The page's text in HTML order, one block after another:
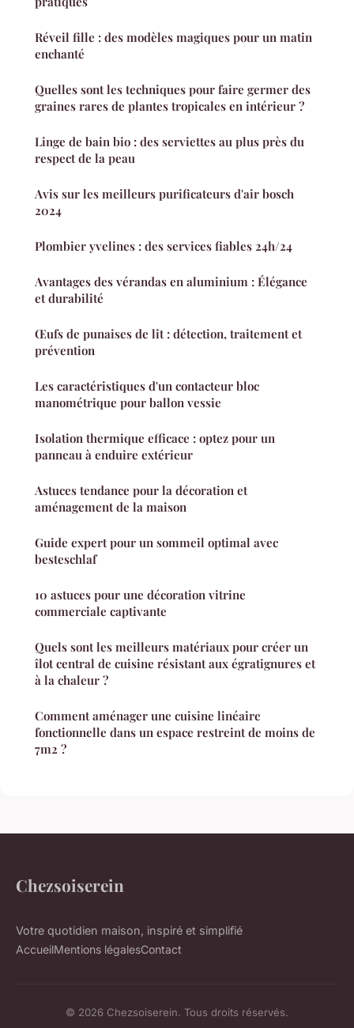
Réveil fille : des modèles magiques pour un matin
enchanté
Quelles sont les techniques pour faire germer des
graines rares de plantes tropicales en intérieur ?
Linge de bain bio : des serviettes au plus près du
respect de la peau
Avis sur les meilleurs purificateurs d'air bosch
2024
Plombier yvelines : des services fiables 24h/24
Avantages des vérandas en aluminium : Élégance
et durabilité
Œufs de punaises de lit : détection, traitement et
prévention
Les caractéristiques d'un contacteur bloc
manométrique pour ballon vessie
Isolation thermique efficace : optez pour un
panneau à enduire extérieur
Astuces tendance pour la décoration et
aménagement de la maison
Guide expert pour un sommeil optimal avec
besteschlaf
10 astuces pour une décoration vitrine
commerciale captivante
Quels sont les meilleurs matériaux pour créer un
îlot central de cuisine résistant aux égratignures et
à la chaleur ?
Comment aménager une cuisine linéaire
fonctionnelle dans un espace restreint de moins de
7m2 ?
Chezsoiserein
Votre quotidien maison, inspiré et simplifié
AccueilMentions légalesContact
© 2026 Chezsoiserein. Tous droits réservés.